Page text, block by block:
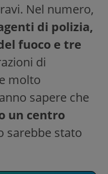
Nel numero,
di polizia,
fuoco e tre
di
molto
sapere che
un centro
sarebbe stato